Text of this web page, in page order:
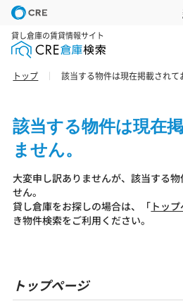
貸し倉庫の賃貸情報サイト
トップ 該当する物件は現在掲載されて
該当する物件は現在
ません。
大変申し訳ありませんが、該当する
せん。
貸し倉庫をお探しの場合は、「 トッ
き物件検索をご利用ください。
トップページ